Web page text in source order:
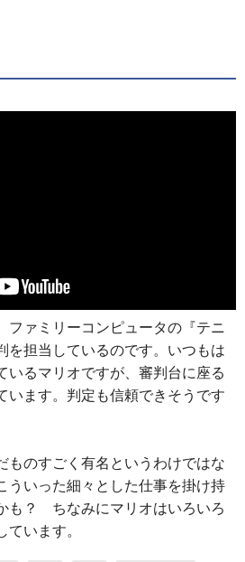
ファミリーコンピュータの『テニ
を担当しているのです。いつもは
いるマリオですが、審判台に座る
います。判定も信頼できそうです
ものすごく有名というわけではな
ういった細々とした仕事を掛け持
も？ ちなみにマリオはいろいろ
います。